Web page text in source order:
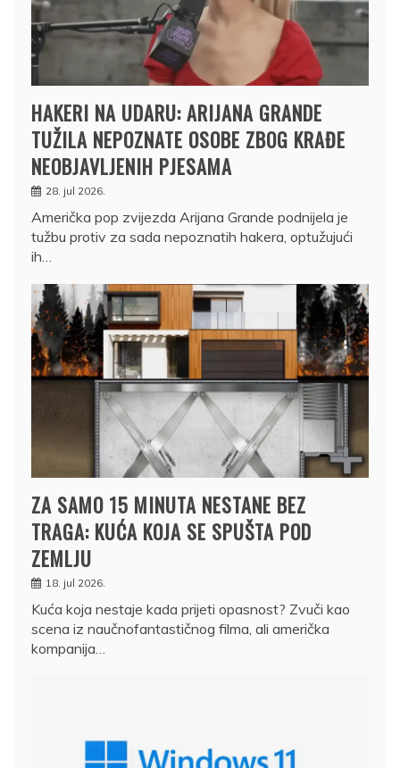
HAKERI NA UDARU: ARIJANA GRANDE
TUŽILA NEPOZNATE OSOBE ZBOG KRAĐE
NEOBJAVLJENIH PJESAMA
28. jul 2026.
Američka pop zvijezda Arijana Grande podnijela je
tužbu protiv za sada nepoznatih hakera, optužujući
ih…
ZA SAMO 15 MINUTA NESTANE BEZ
TRAGA: KUĆA KOJA SE SPUŠTA POD
ZEMLJU
18. jul 2026.
Kuća koja nestaje kada prijeti opasnost? Zvuči kao
scena iz naučnofantastičnog filma, ali američka
kompanija…